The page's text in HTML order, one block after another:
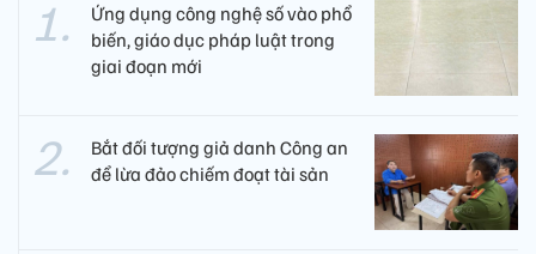
Ứng dụng công nghệ số vào phổ
biến, giáo dục pháp luật trong
giai đoạn mới
Bắt đối tượng giả danh Công an
để lừa đảo chiếm đoạt tài sản